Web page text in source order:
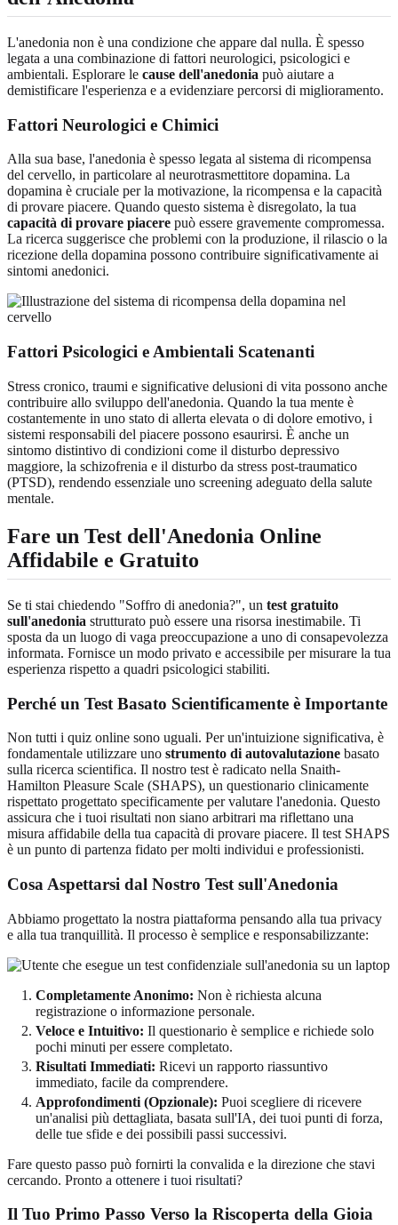
L'anedonia non è una condizione che appare dal nulla. È spesso
legata a una combinazione di fattori neurologici, psicologici e
ambientali. Esplorare le cause dell'anedonia può aiutare a
demistificare l'esperienza e a evidenziare percorsi di miglioramento.
Fattori Neurologici e Chimici
Alla sua base, l'anedonia è spesso legata al sistema di ricompensa
del cervello, in particolare al neurotrasmettitore dopamina. La
dopamina è cruciale per la motivazione, la ricompensa e la capacità
di provare piacere. Quando questo sistema è disregolato, la tua
capacità di provare piacere può essere gravemente compromessa.
La ricerca suggerisce che problemi con la produzione, il rilascio o la
ricezione della dopamina possono contribuire significativamente ai
sintomi anedonici.
Fattori Psicologici e Ambientali Scatenanti
Stress cronico, traumi e significative delusioni di vita possono anche
contribuire allo sviluppo dell'anedonia. Quando la tua mente è
costantemente in uno stato di allerta elevata o di dolore emotivo, i
sistemi responsabili del piacere possono esaurirsi. È anche un
sintomo distintivo di condizioni come il disturbo depressivo
maggiore, la schizofrenia e il disturbo da stress post-traumatico
(PTSD), rendendo essenziale uno screening adeguato della salute
mentale.
Fare un Test dell'Anedonia Online
Affidabile e Gratuito
Se ti stai chiedendo "Soffro di anedonia?", un test gratuito
sull'anedonia strutturato può essere una risorsa inestimabile. Ti
sposta da un luogo di vaga preoccupazione a uno di consapevolezza
informata. Fornisce un modo privato e accessibile per misurare la tua
esperienza rispetto a quadri psicologici stabiliti.
Perché un Test Basato Scientificamente è Importante
Non tutti i quiz online sono uguali. Per un'intuizione significativa, è
fondamentale utilizzare uno strumento di autovalutazione basato
sulla ricerca scientifica. Il nostro test è radicato nella Snaith-
Hamilton Pleasure Scale (SHAPS), un questionario clinicamente
rispettato progettato specificamente per valutare l'anedonia. Questo
assicura che i tuoi risultati non siano arbitrari ma riflettano una
misura affidabile della tua capacità di provare piacere. Il test SHAPS
è un punto di partenza fidato per molti individui e professionisti.
Cosa Aspettarsi dal Nostro Test sull'Anedonia
Abbiamo progettato la nostra piattaforma pensando alla tua privacy
e alla tua tranquillità. Il processo è semplice e responsabilizzante:
Completamente Anonimo: Non è richiesta alcuna
registrazione o informazione personale.
Veloce e Intuitivo: Il questionario è semplice e richiede solo
pochi minuti per essere completato.
Risultati Immediati: Ricevi un rapporto riassuntivo
immediato, facile da comprendere.
Approfondimenti (Opzionale): Puoi scegliere di ricevere
un'analisi più dettagliata, basata sull'IA, dei tuoi punti di forza,
delle tue sfide e dei possibili passi successivi.
Fare questo passo può fornirti la convalida e la direzione che stavi
cercando. Pronto a ottenere i tuoi risultati?
Il Tuo Primo Passo Verso la Riscoperta della Gioia